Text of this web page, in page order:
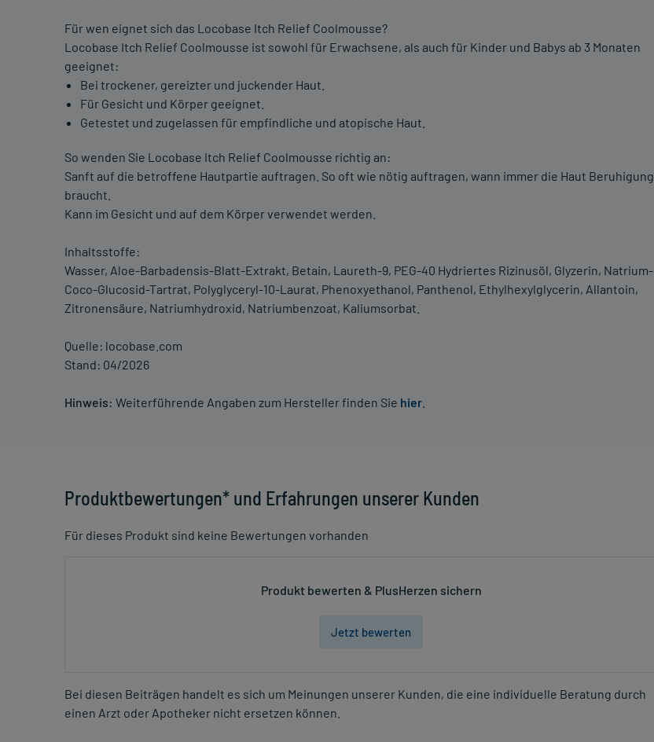
Für wen eignet sich das Locobase Itch Relief Coolmousse?
Locobase Itch Relief Coolmousse ist sowohl für Erwachsene, als auch für Kinder und Babys ab 3 Monaten
geeignet:
Bei trockener, gereizter und juckender Haut.
Für Gesicht und Körper geeignet.
Getestet und zugelassen für empfindliche und atopische Haut.
So wenden Sie Locobase Itch Relief Coolmousse richtig an:
Sanft auf die betroffene Hautpartie auftragen. So oft wie nötig auftragen, wann immer die Haut Beruhigung
braucht.
Kann im Gesicht und auf dem Körper verwendet werden.
Inhaltsstoffe:
Wasser, Aloe-Barbadensis-Blatt-Extrakt, Betain, Laureth-9, PEG-40 Hydriertes Rizinusöl, Glyzerin, Natrium-
Coco-Glucosid-Tartrat, Polyglyceryl-10-Laurat, Phenoxyethanol, Panthenol, Ethylhexylglycerin, Allantoin,
Zitronensäure, Natriumhydroxid, Natriumbenzoat, Kaliumsorbat.
Quelle: locobase.com
Stand: 04/2026
Hinweis: Weiterführende Angaben zum Hersteller finden Sie hier
Produktbewertungen* und Erfahrungen unserer Kunden
Für dieses Produkt sind keine Bewertungen vorhanden
Produkt bewerten & PlusHerzen sichern
Jetzt bewerten
Bei diesen Beiträgen handelt es sich um Meinungen unserer Kunden, die eine individuelle Beratung durch
einen Arzt oder Apotheker nicht ersetzen können.